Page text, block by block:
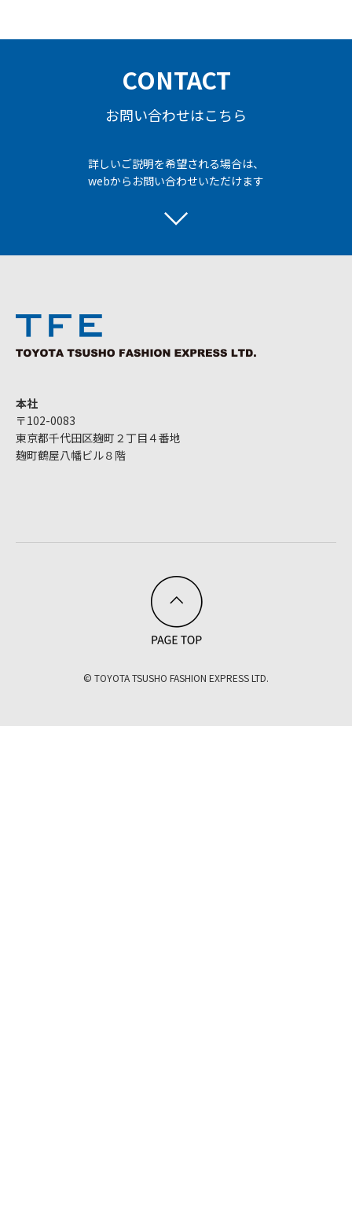
CONTACT
お問い合わせはこちら
詳しいご説明を希望される場合は、
webからお問い合わせいただけます
本社
〒102-0083
東京都千代田区麹町２丁目４番地
麹町鶴屋八幡ビル８階
© TOYOTA TSUSHO FASHION EXPRESS LTD.